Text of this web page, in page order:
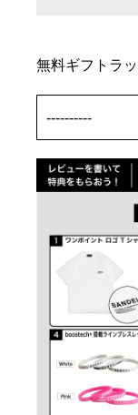
無料ギフトラ